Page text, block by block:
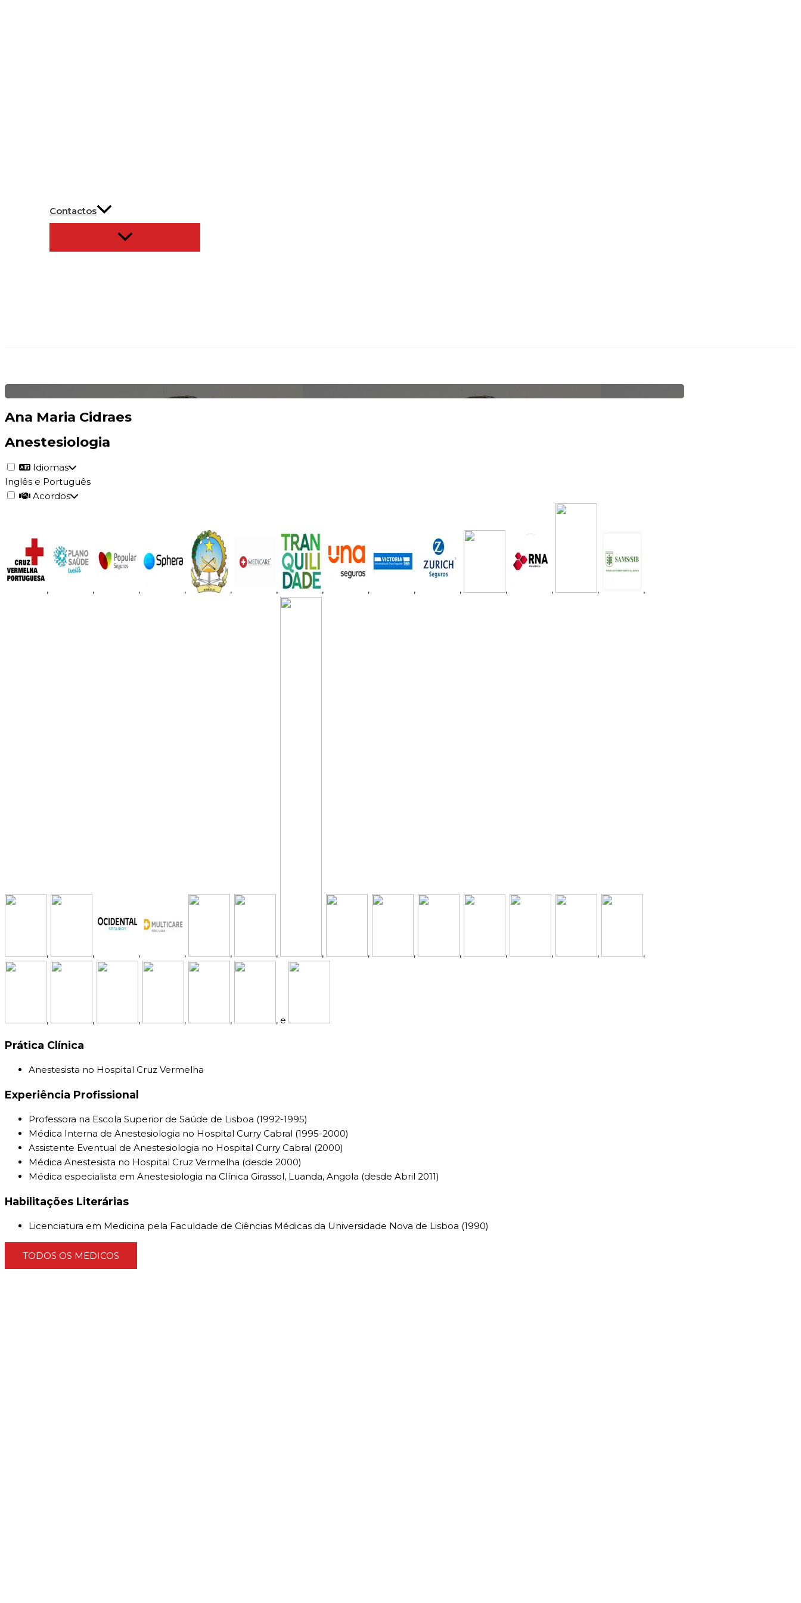
Contactos
Ana Maria Cidraes
Anestesiologia
Idiomas
Inglês e Português
Acordos
, , , , , , , , , , , , , ,
, , , , , , , , , , , , , ,
, , , , , , e
Prática Clínica
Anestesista no Hospital Cruz Vermelha
Experiência Profissional
Professora na Escola Superior de Saúde de Lisboa (1992-1995)
Médica Interna de Anestesiologia no Hospital Curry Cabral (1995-2000)
Assistente Eventual de Anestesiologia no Hospital Curry Cabral (2000)
Médica Anestesista no Hospital Cruz Vermelha (desde 2000)
Médica especialista em Anestesiologia na Clínica Girassol, Luanda, Angola (desde Abril 2011)
Habilitações Literárias
Licenciatura em Medicina pela Faculdade de Ciências Médicas da Universidade Nova de Lisboa (1990)
TODOS OS MEDICOS